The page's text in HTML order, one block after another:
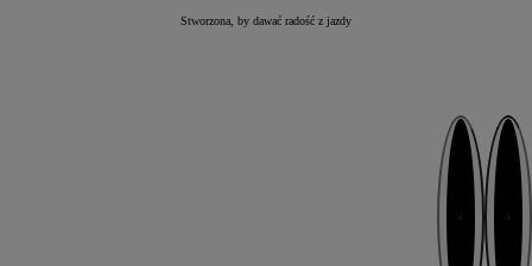
Stworzona, by dawać radość z jazdy
Poprzedni